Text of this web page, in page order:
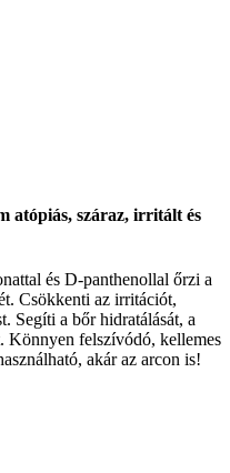
atópiás, száraz, irritált és
és D-panthenollal őrzi a
Csökkenti az irritációt,
Segíti a bőr hidratálását, a
Könnyen felszívódó, kellemes
akár az arcon is!